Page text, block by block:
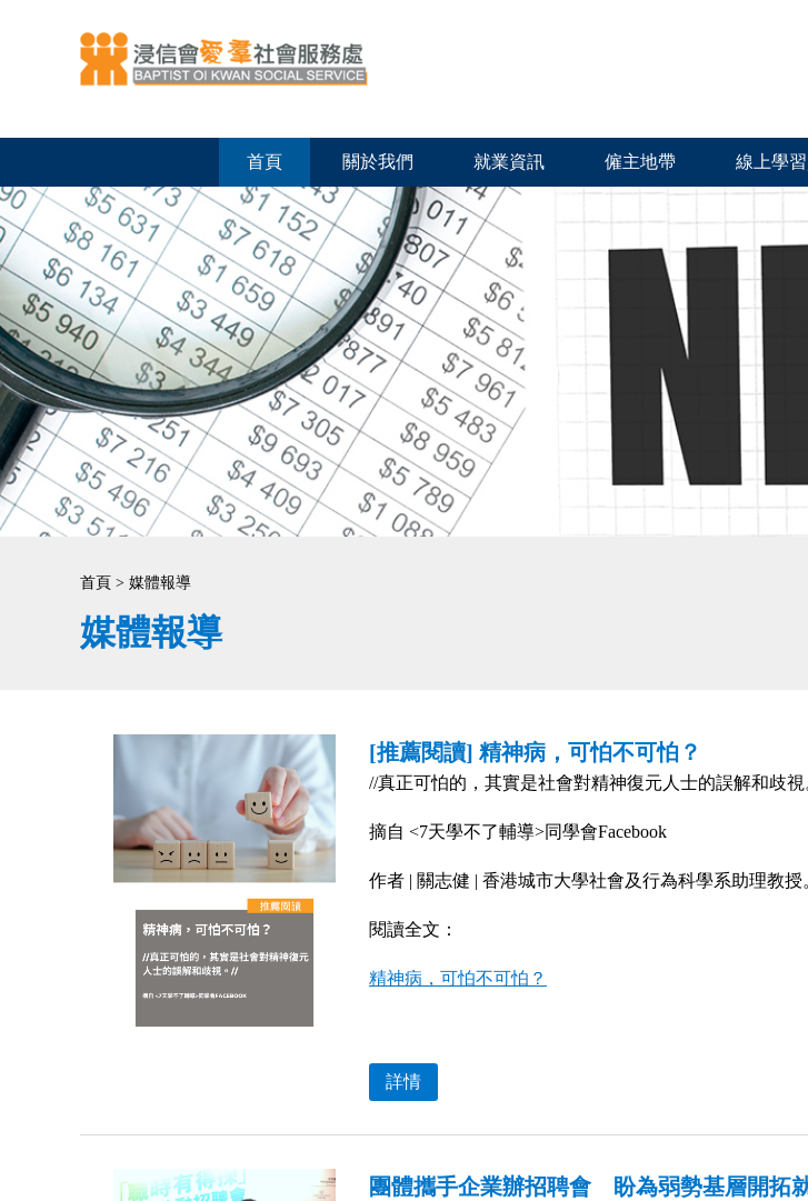
首頁
關於我們 就業資訊 僱主地帶 線上學
首頁 > 媒體報導
媒體報導
[推薦閱讀] 精神病，可怕不可怕？
//真正可怕的，其實是社會對精神復元人士的誤解和歧
摘自 <7天學不了輔導>同學會Facebook
作者 | 關志健 | 香港城市大學社會及行為科學系助理教授
閱讀全文：
精神病，可怕不可怕？
詳情
團體攜手企業辦招聘會 盼為弱勢基層開拓